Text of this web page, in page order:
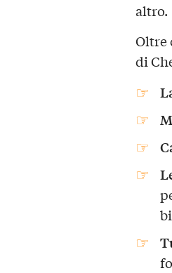
altro.
Oltre
di